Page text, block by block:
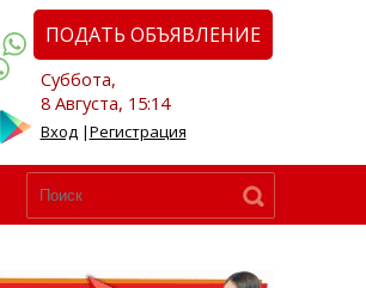
ПОДАТЬ ОБЪЯВЛЕНИЕ
Суббота,
8 Августа, 15:14
Вход|Регистрация